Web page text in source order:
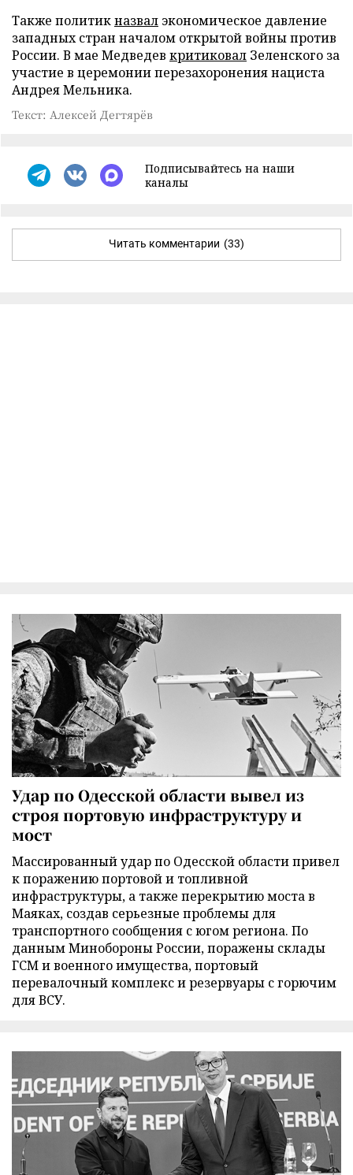
Также политикназвал экономическое давление
западных стран началом открытой войны против
России. В мае Медведев критиковал Зеленского за
участие в церемонии перезахоронения нациста
Андрея Мельника.
Текст: Алексей Дегтярёв
Подписывайтесь на наши
каналы
Читать комментарии (33)
Удар по Одесской области вывел из
строя портовую инфраструктуру и
мост
Массированный удар по Одесской области привел
к поражению портовой и топливной
инфраструктуры, а также перекрытию моста в
Маяках, создав серьезные проблемы для
транспортного сообщения с югом региона. По
данным Минобороны России, поражены склады
ГСМ и военного имущества, портовый
перевалочный комплекс и резервуары с горючим
для ВСУ.